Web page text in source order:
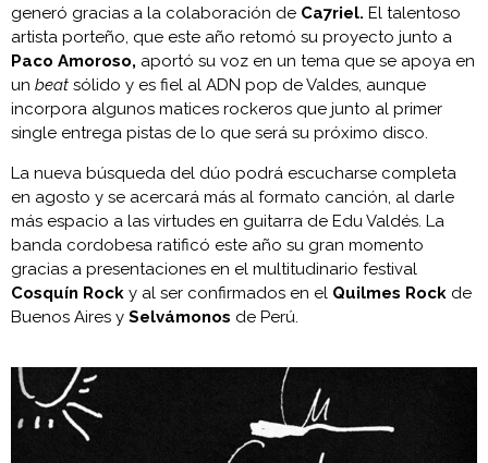
generó gracias a la colaboración de Ca7riel. El talentoso
artista porteño, que este año retomó su proyecto junto a
Paco Amoroso, aportó su voz en un tema que se apoya en
un beat sólido y es fiel al ADN pop de Valdes, aunque
incorpora algunos matices rockeros que junto al primer
single entrega pistas de lo que será su próximo disco.
La nueva búsqueda del dúo podrá escucharse completa
en agosto y se acercará más al formato canción, al darle
más espacio a las virtudes en guitarra de Edu Valdés. La
banda cordobesa ratificó este año su gran momento
gracias a presentaciones en el multitudinario festival
Cosquín Rock y al ser confirmados en el Quilmes Rock de
Buenos Aires y Selvámonos de Perú.